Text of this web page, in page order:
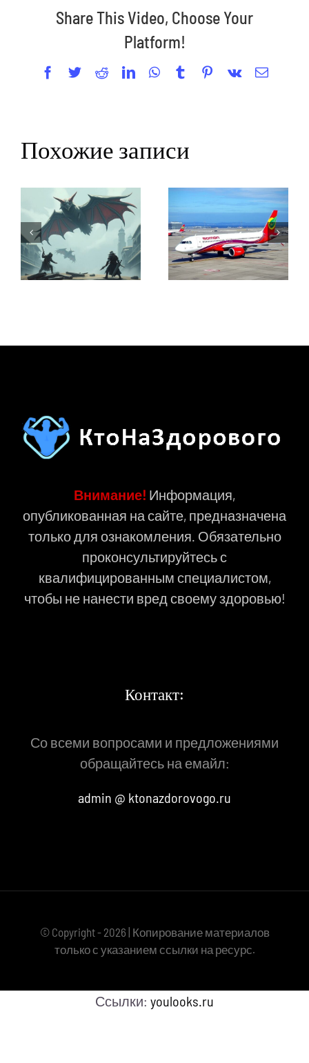
Share This Video, Choose Your
Platform!
Facebook
TwitterRedditLinkedInWhatsApp
TumblrPinterest
Vk Email
Похожие записи
Внимание! Информация,
опубликованная на сайте, предназначена
только для ознакомления. Обязательно
проконсультируйтесь с
квалифицированным специалистом,
чтобы не нанести вред своему здоровью!
Контакт:
Со всеми вопросами и предложениями
обращайтесь на емайл:
admin @ ktonazdorovogo.ru
© Copyright - 2026 | Копирование материалов
только с указанием ссылки на ресурс.
Ссылки: youlooks.ru